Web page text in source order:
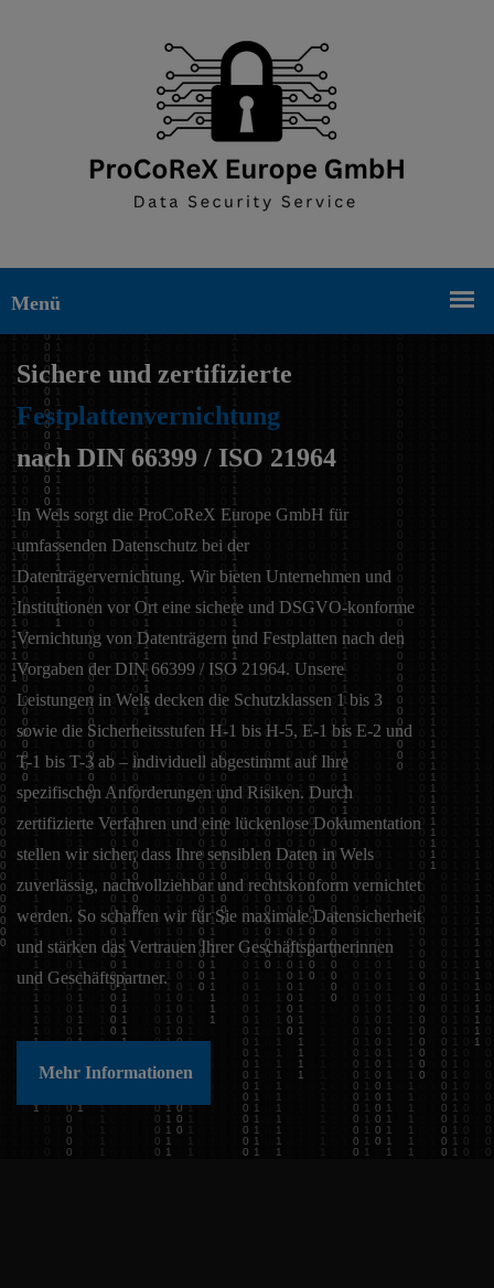
Sichere und zertifizierte
Festplattenvernichtung
nach DIN 66399 / ISO 21964
In Wels sorgt die ProCoReX Europe GmbH für
umfassenden Datenschutz bei der
Datenträgervernichtung. Wir bieten Unternehmen und
Institutionen vor Ort eine sichere und DSGVO-konforme
Vernichtung von Datenträgern und Festplatten nach den
Vorgaben der DIN 66399 / ISO 21964. Unsere
Leistungen in Wels decken die Schutzklassen 1 bis 3
sowie die Sicherheitsstufen H-1 bis H-5, E-1 bis E-2 und
T-1 bis T-3 ab – individuell abgestimmt auf Ihre
spezifischen Anforderungen und Risiken. Durch
zertifizierte Verfahren und eine lückenlose Dokumentation
stellen wir sicher, dass Ihre sensiblen Daten in Wels
zuverlässig, nachvollziehbar und rechtskonform vernichtet
werden. So schaffen wir für Sie maximale Datensicherheit
und stärken das Vertrauen Ihrer Geschäftspartnerinnen
und Geschäftspartner.
Mehr Informationen